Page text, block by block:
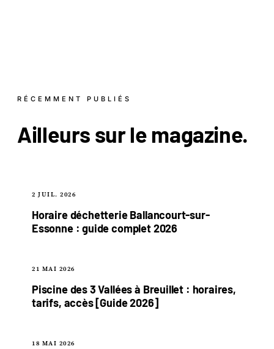
RÉCEMMENT PUBLIÉS
Ailleurs sur lemagazine.
2 JUIL. 2026
Horaire déchetterie Ballancourt-sur-
Essonne : guide complet 2026
21 MAI 2026
Piscine des 3 Vallées à Breuillet : horaires,
tarifs, accès [Guide 2026]
18 MAI 2026